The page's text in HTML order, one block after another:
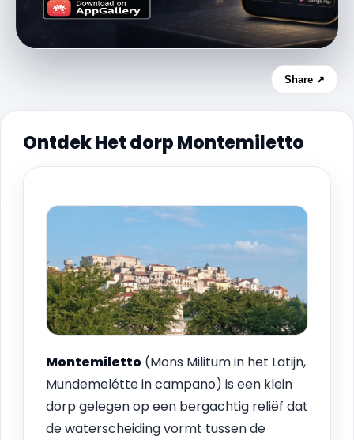
Share ↗
Ontdek Het dorp Montemiletto
Montemiletto (Mons Militum in het Latijn,
Mundemelétte in campano) is een klein
dorp gelegen op een bergachtig reliëf dat
de waterscheiding vormt tussen de